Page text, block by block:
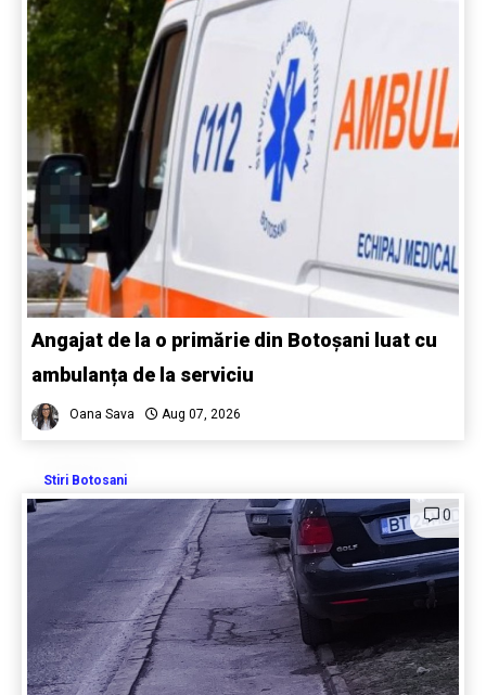
Angajat de la o primărie din Botoșani luat cu
ambulanța de la serviciu
Oana Sava Aug 07, 2026
Stiri Botosani
0